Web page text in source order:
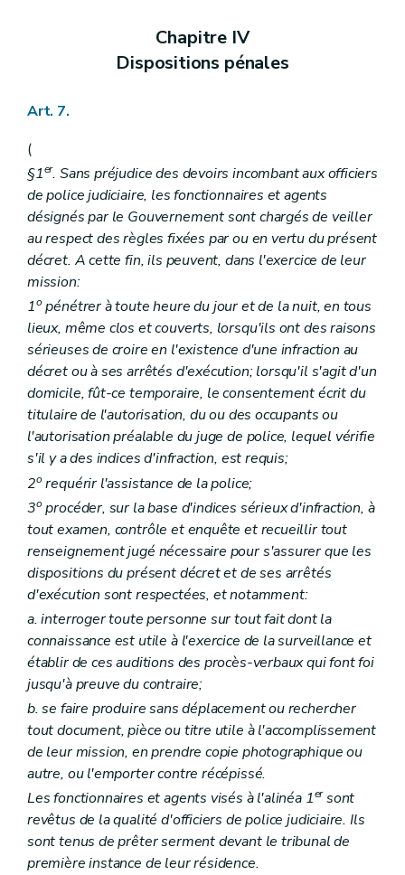
Chapitre IV
Dispositions pénales
Art. 7.
(
§1er. Sans préjudice des devoirs incombant aux officiers
de police judiciaire, les fonctionnaires et agents
désignés par le Gouvernement sont chargés de veiller
au respect des règles fixées par ou en vertu du présent
décret. A cette fin, ils peuvent, dans l'exercice de leur
mission:
1o pénétrer à toute heure du jour et de la nuit, en tous
lieux, même clos et couverts, lorsqu'ils ont des raisons
sérieuses de croire en l'existence d'une infraction au
décret ou à ses arrêtés d'exécution; lorsqu'il s'agit d'un
domicile, fût-ce temporaire, le consentement écrit du
titulaire de l'autorisation, du ou des occupants ou
l'autorisation préalable du juge de police, lequel vérifie
s'il y a des indices d'infraction, est requis;
2o requérir l'assistance de la police;
3o procéder, sur la base d'indices sérieux d'infraction, à
tout examen, contrôle et enquête et recueillir tout
renseignement jugé nécessaire pour s'assurer que les
dispositions du présent décret et de ses arrêtés
d'exécution sont respectées, et notamment:
a. interroger toute personne sur tout fait dont la
connaissance est utile à l'exercice de la surveillance et
établir de ces auditions des procès-verbaux qui font foi
jusqu'à preuve du contraire;
b. se faire produire sans déplacement ou rechercher
tout document, pièce ou titre utile à l'accomplissement
de leur mission, en prendre copie photographique ou
autre, ou l'emporter contre récépissé.
Les fonctionnaires et agents visés à l'alinéa 1ersont
revêtus de la qualité d'officiers de police judiciaire. Ils
sont tenus de prêter serment devant le tribunal de
première instance de leur résidence.